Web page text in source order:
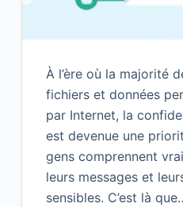
À l’ère où la majorité
fichiers et données
par Internet, la
est devenue une
gens comprennent
leurs messages et
sensibles. C’est là